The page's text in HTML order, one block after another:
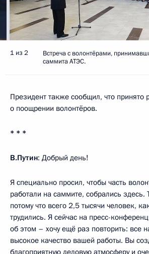
1 из 2
Встреча с волонтёрами,
саммита АТЭС.
Президент также сообщил, что принято
о поощрении волонтёров.
* * *
В.Путин: Добрый день!
Я специально просил, чтобы часть
работали на саммите, собрались здесь.
потому что всего 2,5 тысячи человек,
трудились. Я сейчас на пресс-
об этом – хочу ещё раз повторить: все
высокое качество вашей работы. Вы
благоприятную деловую атмосферу и